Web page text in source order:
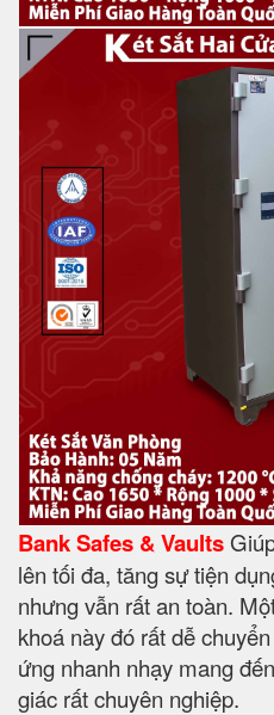
Bank Safes & Vaults
lên tối đa, tăng sự tiện
nhưng vẫn rất an toàn.
khoá này đó rất dễ
ứng nhanh nhạy mang
giác rất chuyên nghiệp.